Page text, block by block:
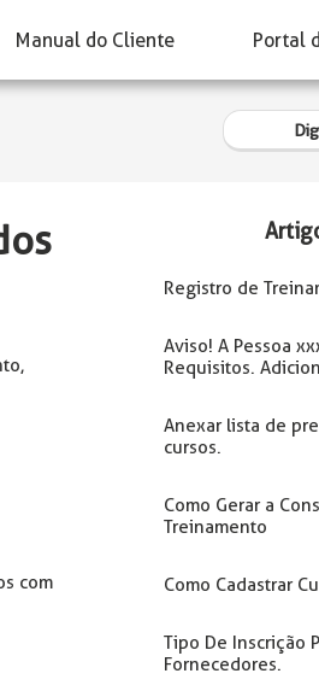
Manual do Cliente Portal
com
Registro de
Aviso! A Pessoa
Requisitos.
Anexar lista de
cursos.
Como Gerar a
Treinamento
Como Cadastrar
Tipo De Inscrição
Fornecedores.